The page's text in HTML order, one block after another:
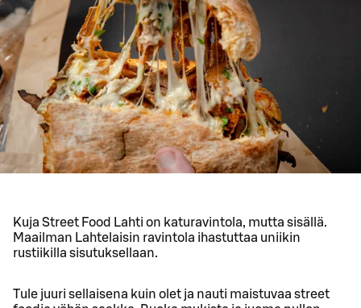
Kuja Street Food Lahti on katuravintola, mutta sisällä.
Maailman Lahtelaisin ravintola ihastuttaa uniikin
rustiikilla sisutuksellaan.
Tule juuri sellaisena kuin olet ja nauti maistuvaa street